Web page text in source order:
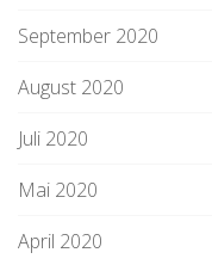
September 2020
August 2020
Juli 2020
Mai 2020
April 2020